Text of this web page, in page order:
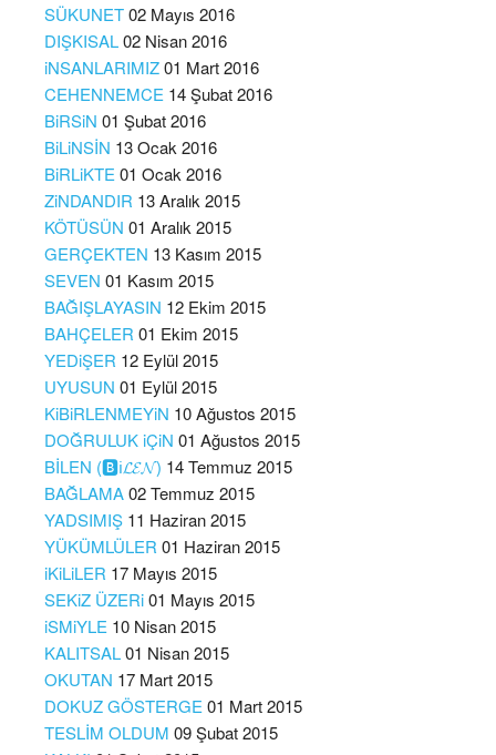
SÜKUNET02 Mayıs 2016
DIŞKISAL02 Nisan 2016
iNSANLARIMIZ01 Mart 2016
CEHENNEMCE 14 Şubat 2016
BiRSiN 01 Şubat 2016
BiLiNSİN 13 Ocak 2016
BiRLiKTE 01 Ocak 2016
ZiNDANDIR 13 Aralık 2015
KÖTÜSÜN 01 Aralık 2015
GERÇEKTEN 13 Kasım 2015
SEVEN 01 Kasım 2015
BAĞIŞLAYASIN 12 Ekim 2015
BAHÇELER 01 Ekim 2015
YEDiŞER 12 Eylül 2015
UYUSUN 01 Eylül 2015
KiBiRLENMEYiN 10 Ağustos 2015
DOĞRULUK iÇiN 01 Ağustos 2015
BİLEN (🅱️ℹ️𝓛𝓔𝓝) 14 Temmuz 2015
BAĞLAMA02 Temmuz 2015
YADSIMIŞ 11 Haziran 2015
YÜKÜMLÜLER 01 Haziran 2015
iKiLiLER 17 Mayıs 2015
SEKiZ ÜZERi01 Mayıs 2015
iSMiYLE 10 Nisan 2015
KALITSAL01 Nisan 2015
OKUTAN 17 Mart 2015
DOKUZ GÖSTERGE 01 Mart 2015
TESLİM OLDUM 09 Şubat 2015